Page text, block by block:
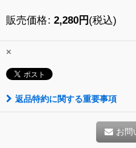
販売価格: 2,280円 (税込)
×
返品特約に関する重要事項
お問